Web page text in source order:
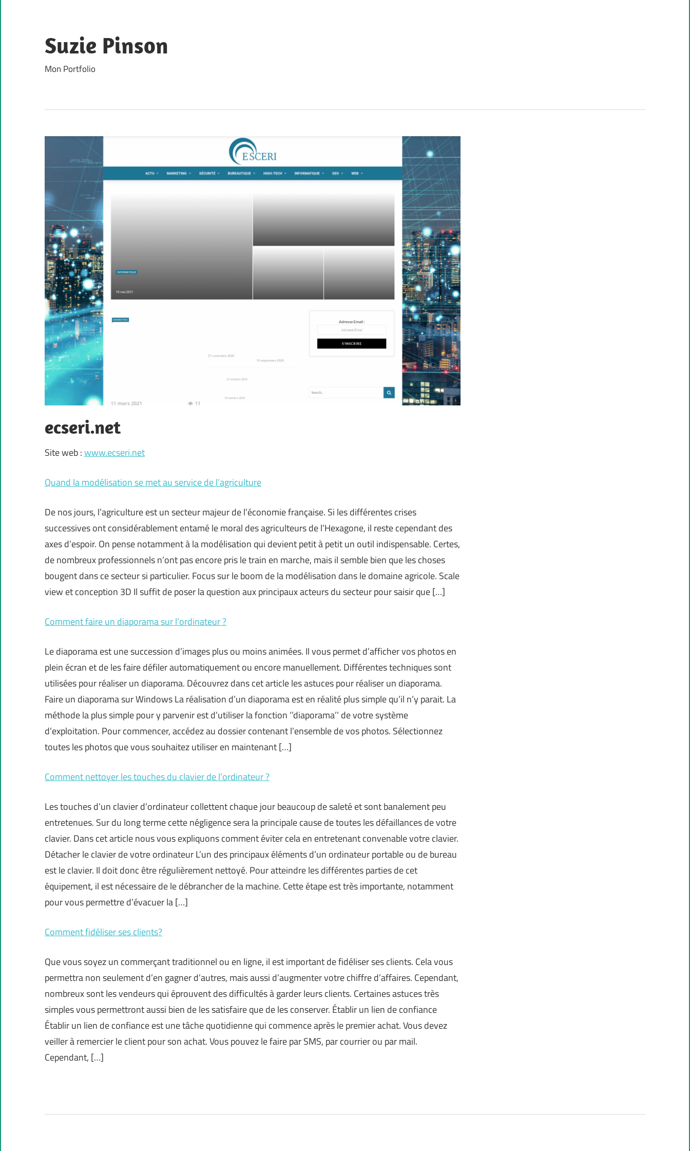
content
Suzie Pinson
Mon Portfolio
ecseri.net
Site web :www.ecseri.net
Quand la modélisation se met au service de l’agriculture
De nos jours, l’agriculture est un secteur majeur de l’économie française. Si les différentes crises
successives ont considérablement entamé le moral des agriculteurs de l’Hexagone, il reste cependant des
axes d’espoir. On pense notamment à la modélisation qui devient petit à petit un outil indispensable. Certes,
de nombreux professionnels n’ont pas encore pris le train en marche, mais il semble bien que les choses
bougent dans ce secteur si particulier. Focus sur le boom de la modélisation dans le domaine agricole. Scale
view et conception 3D Il suffit de poser la question aux principaux acteurs du secteur pour saisir que […]
Comment faire un diaporama sur l’ordinateur ?
Le diaporama est une succession d’images plus ou moins animées. Il vous permet d’afficher vos photos en
plein écran et de les faire défiler automatiquement ou encore manuellement. Différentes techniques sont
utilisées pour réaliser un diaporama. Découvrez dans cet article les astuces pour réaliser un diaporama.
Faire un diaporama sur Windows La réalisation d’un diaporama est en réalité plus simple qu’il n’y parait. La
méthode la plus simple pour y parvenir est d’utiliser la fonction ‘’diaporama’’ de votre système
d’exploitation. Pour commencer, accédez au dossier contenant l’ensemble de vos photos. Sélectionnez
toutes les photos que vous souhaitez utiliser en maintenant […]
Comment nettoyer les touches du clavier de l’ordinateur ?
Les touches d’un clavier d’ordinateur collettent chaque jour beaucoup de saleté et sont banalement peu
entretenues. Sur du long terme cette négligence sera la principale cause de toutes les défaillances de votre
clavier. Dans cet article nous vous expliquons comment éviter cela en entretenant convenable votre clavier.
Détacher le clavier de votre ordinateur L’un des principaux éléments d’un ordinateur portable ou de bureau
est le clavier. Il doit donc être régulièrement nettoyé. Pour atteindre les différentes parties de cet
équipement, il est nécessaire de le débrancher de la machine. Cette étape est très importante, notamment
pour vous permettre d’évacuer la […]
Comment fidéliser ses clients?
Que vous soyez un commerçant traditionnel ou en ligne, il est important de fidéliser ses clients. Cela vous
permettra non seulement d’en gagner d’autres, mais aussi d’augmenter votre chiffre d’affaires. Cependant,
nombreux sont les vendeurs qui éprouvent des difficultés à garder leurs clients. Certaines astuces très
simples vous permettront aussi bien de les satisfaire que de les conserver. Établir un lien de confiance
Établir un lien de confiance est une tâche quotidienne qui commence après le premier achat. Vous devez
veiller à remercier le client pour son achat. Vous pouvez le faire par SMS, par courrier ou par mail.
Cependant, […]